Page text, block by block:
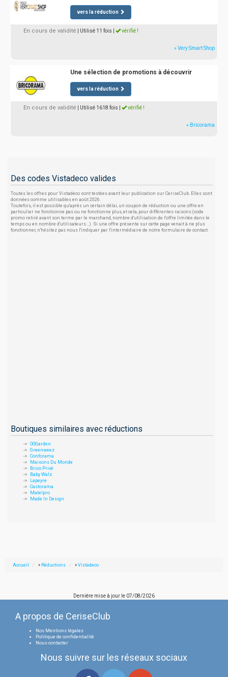
vers la réduction
En cours de validité | Utilisé 11 fois vérifié !
» Very Smart Shop
Une sélection de promotions à découvrir
vers la réduction
En cours de validité | Utilisé 1618 fois vérifié !
» Bricorama
Des codes Vistadeco valides
Toutes les offres pour Vistadeco sont testées avant leur publication sur CeriseClub. Elles sont
données comme utilisables en août 2026.
Toutefois, il est possible qu'après un certain délai, un coupon de réduction ou une offre en
particulier ne fonctionne pas ou ne fonctionne plus, et cela, pour différentes raisons (code
promo retiré avant son terme par le marchand, nombre d'utilisation de l'offre limitée dans le
temps ou en nombre d'utilisateurs...). Si une offre présente sur cette page venait à ne plus
fonctionner, n'hésitez pas nous l'indiquer par l'intermédiaire de notre formulaire de contact.
Boutiques similaires avec réductions
OOGarden
Greenweez
Conforama
Maisons Du Monde
Brico Privé
Baby Walz
Lapeyre
Castorama
Matelpro
Made In Design
Accueil » Réductions » Vistadeco
Dernière mise à jour le 07/08/2026
A propos de CeriseClub
Nos Mentions légales
Politique de confidentialité
Nous contacter
Nous suivre sur les réseaux sociaux